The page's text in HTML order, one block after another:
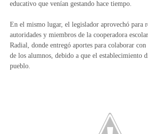
educativo que venían gestando hace tiempo.
En el mismo lugar, el legislador aprovechó para
autoridades y miembros de la cooperadora
Radial, donde entregó aportes para colaborar con
de los alumnos, debido a que el establecimiento
pueblo.